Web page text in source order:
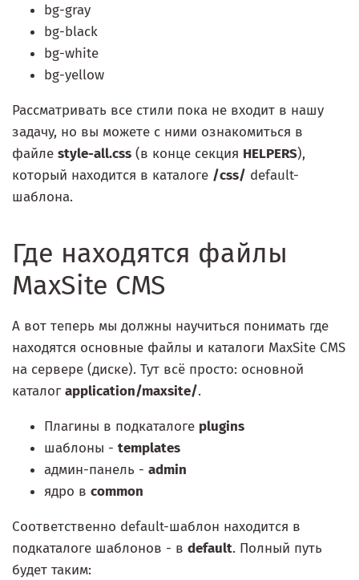
bg-gray
bg-black
bg-white
bg-yellow
Рассматривать все стили пока не входит в нашу
задачу, но вы можете с ними ознакомиться в
файле style-all.css (в конце секция HELPERS),
который находится в каталоге /css/ default-
шаблона.
Где находятся файлы
MaxSite CMS
А вот теперь мы должны научиться понимать где
находятся основные файлы и каталоги MaxSite CMS
на сервере (диске). Тут всё просто: основной
каталогapplication/maxsite/.
Плагины в подкаталоге plugins
шаблоны - templates
админ-панель - admin
ядро в common
Соответственно default-шаблон находится в
подкаталоге шаблонов - в default. Полный путь
будет таким: